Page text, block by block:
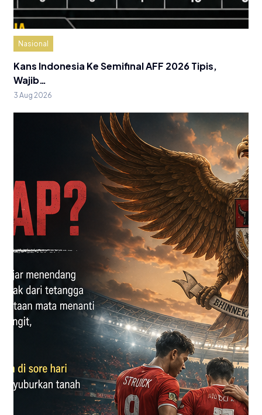
Nasional
Kans Indonesia Ke Semifinal AFF 2026 Tipis,
Wajib…
3 Aug 2026